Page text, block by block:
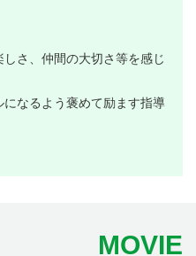
さ、仲間の大切さ等を感じ
なるよう褒めて励ます指導
MOVIE